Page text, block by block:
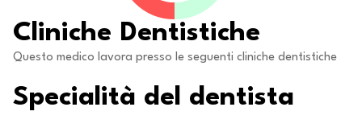
Cliniche Dentistiche
Questo medico lavora presso le seguenti cliniche dentistiche
Specialità del dentista